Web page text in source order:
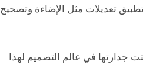
تعديلات مثل الإضاءة وتصحيح
جدارتها في عالم التصميم لهذا